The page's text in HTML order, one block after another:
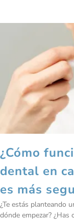
¿Cómo
dental en
es más
¿Te estás planteando
dónde empezar?